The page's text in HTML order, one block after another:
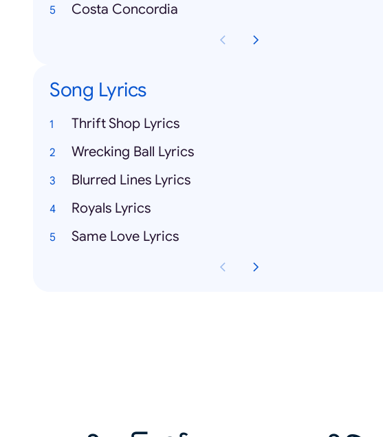
Costa Concordia
Song Lyrics
Thrift Shop Lyrics
Wrecking Ball Lyrics
Blurred Lines Lyrics
Royals Lyrics
Same Love Lyrics